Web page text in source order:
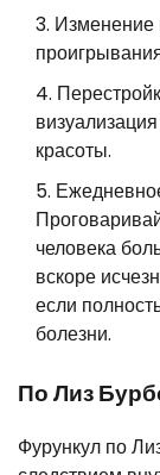
Изменение
красоты.
человека
вскоре
если
болезни.
По Лиз
Фурункул по